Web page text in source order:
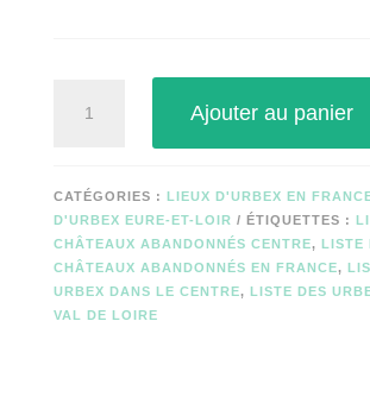
Ajouter au panier
CATÉGORIES : LIEUX D'URBEX EN
D'URBEX EURE-ET-LOIR
ÉTIQUETTES :
CHÂTEAUX ABANDONNÉS CENTRE, LISTE
CHÂTEAUX ABANDONNÉS EN FRANCE,
URBEX DANS LE CENTRE, LISTE DES
VAL DE LOIRE